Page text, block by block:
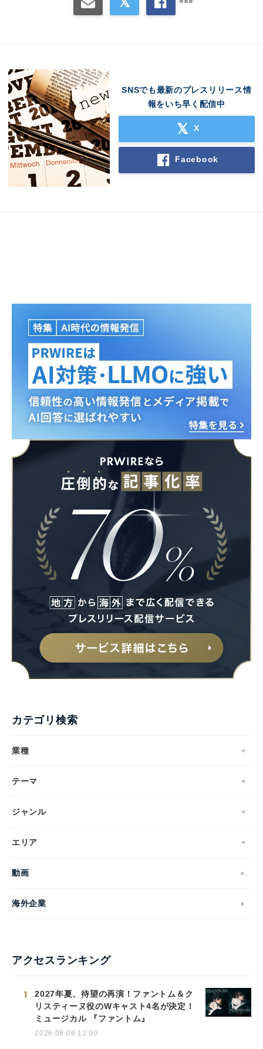
SNSでも最新のプレスリリース情
報をいち早く配信中
X
Facebook
カテゴリ検索
業種
テーマ
ジャンル
エリア
動画
海外企業
アクセスランキング
1
2027年夏、待望の再演！ファントム＆ク
リスティーヌ役のWキャスト4名が決定！
ミュージカル 『ファントム』
2026.08.06 12:00
Japanese